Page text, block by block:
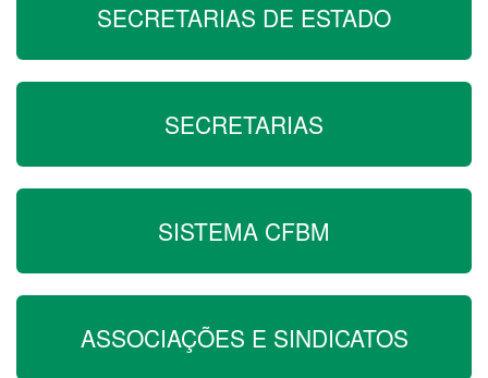
SECRETARIAS DE ESTADO
SECRETARIAS
SISTEMA CFBM
ASSOCIAÇÕES E SINDICATOS